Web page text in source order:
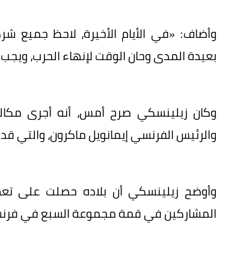
وأضاف: «في الأيام الأخيرة، لاحظ جميع
بعيدة المدى وحان الوقت لإنهاء الحرب،
وكان زيلينسكي صرح أمس، أنه أجرى
والرئيس الفرنسي إيمانويل ماكرون، والتي
وأوضح زيلينسكي أن بلاده حصلت على
المشاركين في قمة مجموعة السبع في